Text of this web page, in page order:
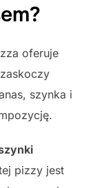
oferuje
szynka i
pizzy jest